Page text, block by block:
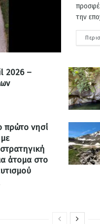
την
2026 –
πρώτο νησί
άτομα στο